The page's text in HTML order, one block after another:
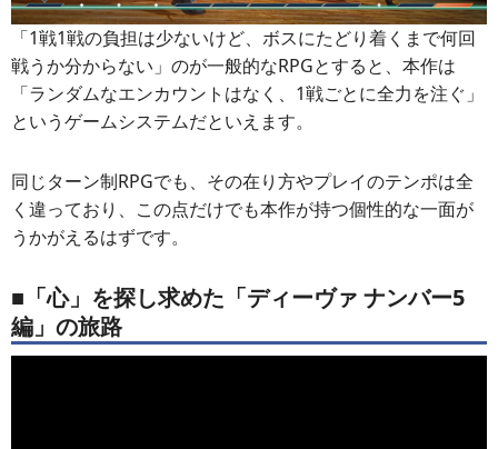
「1戦1戦の負担は少ないけど、ボスにたどり着くまで何回
戦うか分からない」のが一般的なRPGとすると、本作は
「ランダムなエンカウントはなく、1戦ごとに全力を注ぐ」
というゲームシステムだといえます。
同じターン制RPGでも、その在り方やプレイのテンポは全
く違っており、この点だけでも本作が持つ個性的な一面が
うかがえるはずです。
■「心」を探し求めた「ディーヴァ ナンバー5
編」の旅路